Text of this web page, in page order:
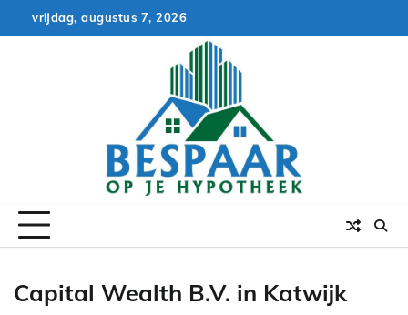
to
vrijdag, augustus 7, 2026
Capital Wealth B.V. in Katwijk